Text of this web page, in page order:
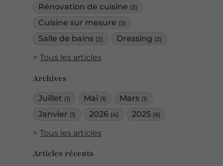
Rénovation de cuisine (3)
Cuisine sur mesure (3)
Salle de bains (2) Dressing (2)
Tous les articles
Archives
Juillet (1) Mai (1) Mars (1)
Janvier (1) 2026 (4) 2025 (6)
Tous les articles
Articles récents